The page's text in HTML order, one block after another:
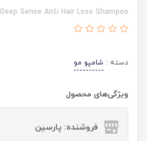
Deep Sense Anti Hair Loss Shampoo
دسته : شامپو مو
ویژگی‌های محصول
فروشنده: پارسین